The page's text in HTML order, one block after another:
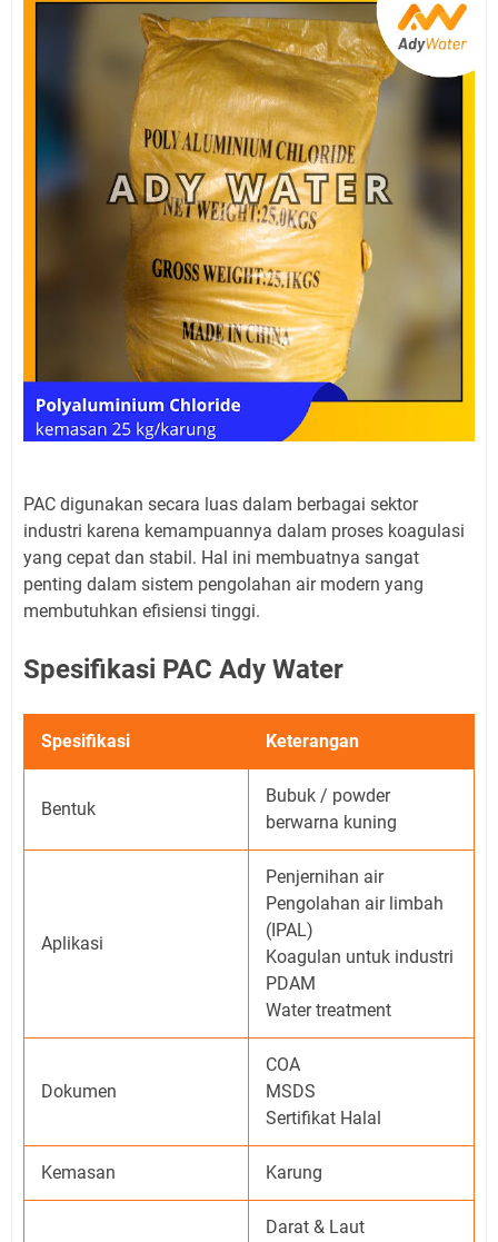
PAC digunakan secara luas dalam berbagai sektor
industri karena kemampuannya dalam proses koagulasi
yang cepat dan stabil. Hal ini membuatnya sangat
penting dalam sistem pengolahan air modern yang
membutuhkan efisiensi tinggi.
Spesifikasi PAC Ady Water
Spesifikasi Keterangan
Bentuk
Bubuk / powder
berwarna kuning
Aplikasi
Penjernihan air
Pengolahan air limbah
(IPAL)
Koagulan untuk industri
PDAM
Water treatment
Dokumen
COA
MSDS
Sertifikat Halal
Kemasan Karung
Darat & Laut